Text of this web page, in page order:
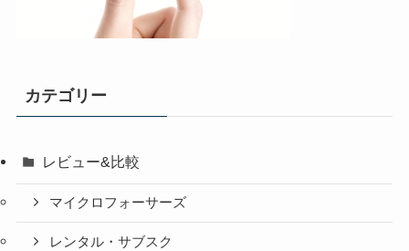
カテゴリー
レビュー&比較
マイクロフォーサーズ
レンタル・サブスク